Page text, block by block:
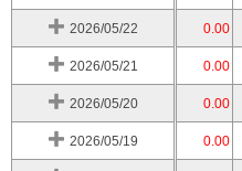
2026/05/22 0.00
2026/05/21 0.00
2026/05/20 0.00
2026/05/19 0.00